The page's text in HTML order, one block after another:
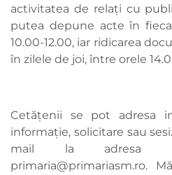
activitatea de relați cu
putea depune acte în
10.00-12.00, iar ridicarea
în zilele de joi, între orele
Cetățenii se pot adresa
informație, solicitare sau
mail la adresa
primaria@primariasm.ro.